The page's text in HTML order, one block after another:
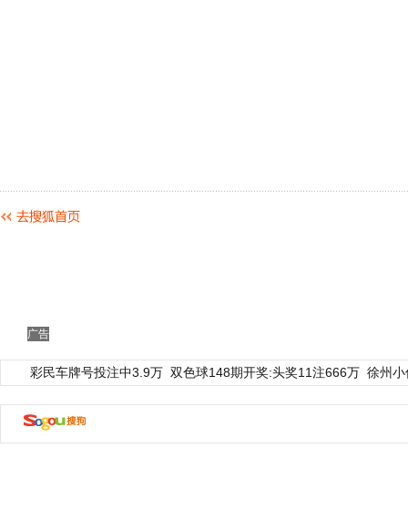
广告
彩民车牌号投注中3.9万 双色球148期开奖:头奖11注666万 徐州